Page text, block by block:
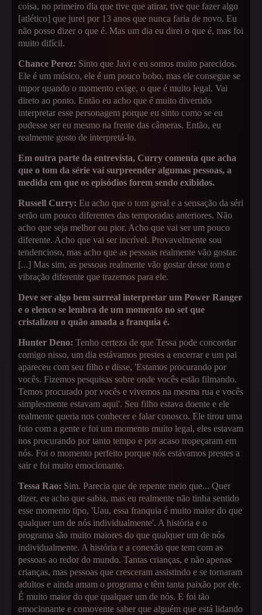
coisa, no primeiro dia que tive que atirar, tive que fazer algo
[atlético] que jurei por 13 anos que nunca faria de novo. Eu
não posso dizer o que é. Mas um dia eu direi o que é, mas foi
muito difícil.
Chance Perez: Sinto que Javi e eu somos muito parecidos.
Ele é um músico, ele é um pouco bobo, mas ele consegue se
impor quando o momento exige, o que é muito legal. Vai
direto ao ponto. Então eu acho que é muito divertido
interpretar esse personagem porque eu sinto como se eu
pudesse ser eu mesmo na frente das câmeras. Então, eu
realmente gosto de interpretá-lo.
Em outra parte da entrevista, Curry comenta que acha
que o tom da série vai surpreender algumas pessoas, a
medida em que os episódios forem sendo exibidos.
Russell Curry: Eu acho que o tom geral e a sensação da séri
serão um pouco diferentes das temporadas anteriores. Não
acho que seja melhor ou pior. Acho que vai ser um pouco
diferente. Acho que vai ser incrível. Provavelmente sou
tendencioso, mas acho que as pessoas realmente vão gostar.
[...] Mas sim, as pessoas realmente vão gostar desse tom e
vibração diferente que trazemos para ele.
Deve ser algo bem surreal interpretar um Power Ranger
e o elenco se lembra de um momento no set que
cristalizou o quão amada a franquia é.
Hunter Deno: Tenho certeza de que Tessa pode concordar
comigo nisso, um dia estávamos prestes a encerrar e um pai
apareceu com seu filho e disse, 'Estamos procurando por
vocês. Fizemos pesquisas sobre onde vocês estão filmando.
Temos procurado por vocês e vivemos na mesma rua e vocês
simplesmente estavam aqui'. Seu filho estava doente e ele
realmente queria nos conhecer e falar conosco. Ele tirou uma
foto com a gente e foi um momento muito legal, eles estavam
nos procurando por tanto tempo e por acaso tropeçaram em
nós. Foi o momento perfeito porque nós estávamos prestes a
sair e foi muito emocionante.
Tessa Rao: Sim. Parecia que de repente meio que... Quer
dizer, eu acho que sabia, mas eu realmente não tinha sentido
esse momento tipo, 'Uau, essa franquia é muito maior do que
qualquer um de nós individualmente'. A história e o
programa são muito maiores do que qualquer um de nós
individualmente. A história e a conexão que tem com as
pessoas ao redor do mundo. Tantas crianças, e não apenas
crianças, mas pessoas que cresceram assistindo e se tornaram
adultos e ainda amam o programa e têm tanta paixão por ele.
É muito maior do que qualquer um de nós. E foi tão
emocionante e comovente saber que alguém que está lidando